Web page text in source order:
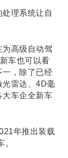
理系统让自
高级自动驾
车也可以看
一，除了已经
雷达、4D毫
大车企全新车
年推出装载
。